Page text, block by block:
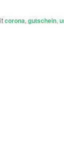
corona, gutschein,